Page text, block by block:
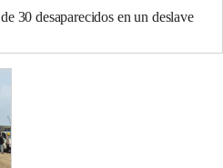
30 desaparecidos en un deslave